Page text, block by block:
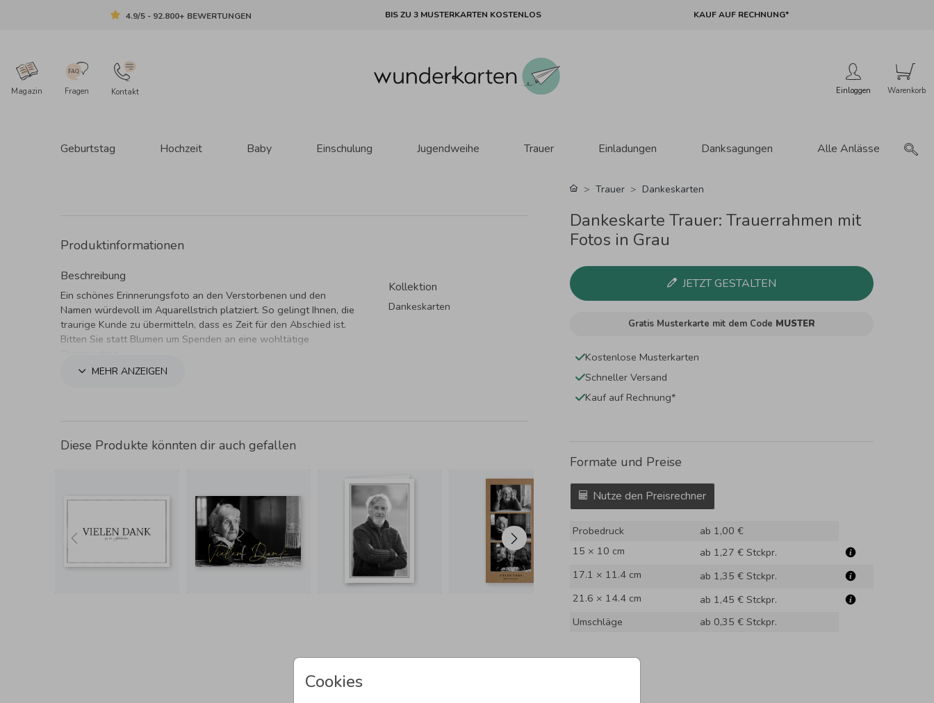
4.9/5 - 92.800+ BEWERTUNGEN BIS ZU 3 MUSTERKARTEN KOSTENLOS KAUF AUF RECHNUNG*
Magazin Fragen Kontakt Einloggen
Geburtstag Hochzeit Baby Einschulung Jugendweihe Trauer Einladungen Danksagungen Alle Anlässe
Cookies
Produktinformationen
Beschreibung
Ein schönes Erinnerungsfoto an den Verstorbenen und den
Namen würdevoll im Aquarellstrich platziert. So gelingt Ihnen, die
traurige Kunde zu übermitteln, dass es Zeit für den Abschied ist.
Bitten Sie statt Blumen um Spenden an eine wohltätige
MEHR ANZEIGEN
Kollektion
Dankeskarten
Diese Produkte könnten dir auch gefallen
Trauer Dankeskarten
Dankeskarte Trauer: Trauerrahmen mit
Fotos in Grau
JETZT GESTALTEN
Gratis Musterkarte mit dem Code MUSTER
Kostenlose Musterkarten
Schneller Versand
Kauf auf Rechnung*
Formate und Preise
Nutze den Preisrechner
Probedruck
ab 1,00 €
15 × 10 cm
ab 1,27 € Stckpr.
17.1 × 11.4 cm
ab 1,35 € Stckpr.
21.6 × 14.4 cm
ab 1,45 € Stckpr.
Umschläge
ab 0,35 € Stckpr.